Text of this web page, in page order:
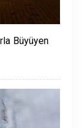
Büyüyen